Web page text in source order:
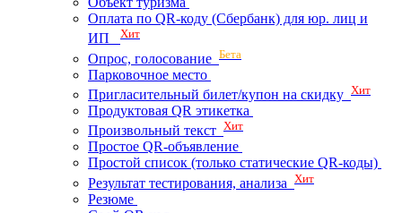
Оплата по QR-коду (Сбербанк) для юр. лиц и
ИП Хит
Опрос, голосование Бета
Парковочное место
Пригласительный билет/купон на скидку Хит
Продуктовая QR этикетка
Произвольный текст Хит
Простое QR-объявление
Простой список (только статические QR-коды)
Результат тестирования, анализа Хит
Резюме